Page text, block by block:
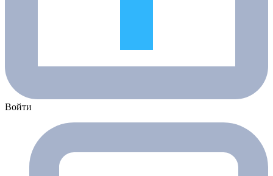
Войти